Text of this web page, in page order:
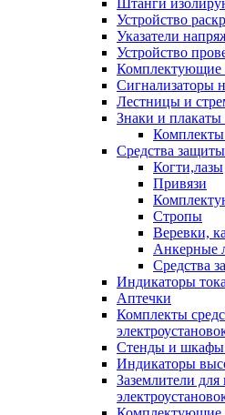
Штанги
Устройство
Указатели
Устройство
Комплектующие
Сигнализаторы
Лестницы и
Знаки и плакаты
Комплекты
Средства
Когти,лазы
Привязи
Стропы
Веревки,
Анкерные
Средства
Индикаторы тока
Аптечки
Комплекты
Стенды и шкафы
Индикаторы
Заземлители